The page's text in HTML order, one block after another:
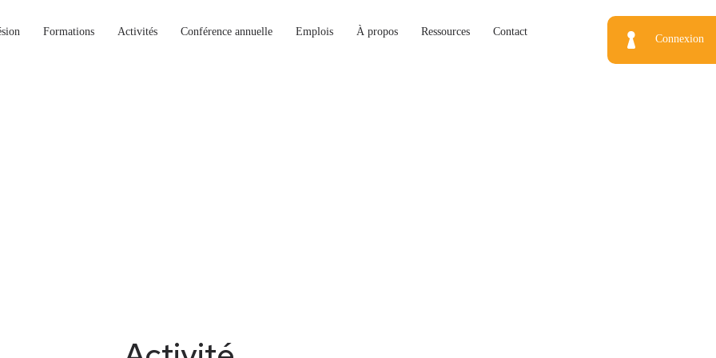
Connexion
Formations Activités Conférence annuelle Emplois À propos Ressources Contact